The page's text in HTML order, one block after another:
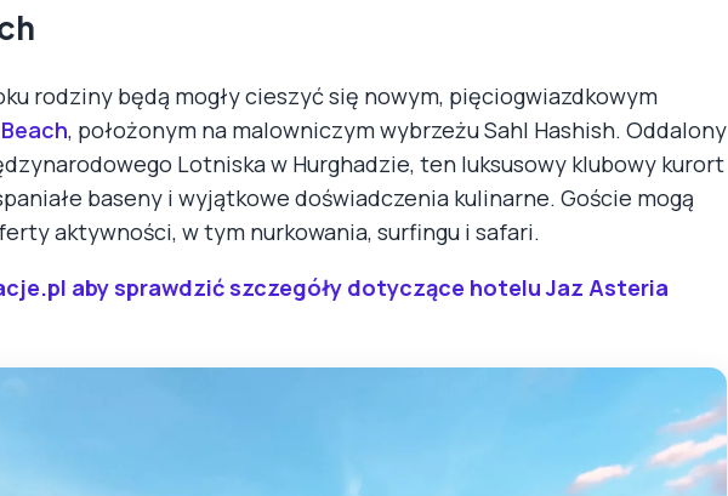
rodziny będą mogły cieszyć się nowym, pięciogwiazdkowym
, położonym na malowniczym wybrzeżu Sahl Hashish. Oddalony
Lotniska w Hurghadzie, ten luksusowy klubowy kurort
baseny i wyjątkowe doświadczenia kulinarne. Goście mogą
aktywności, w tym nurkowania, surfingu i safari.
aby sprawdzić szczegóły dotyczące hotelu Jaz Asteria